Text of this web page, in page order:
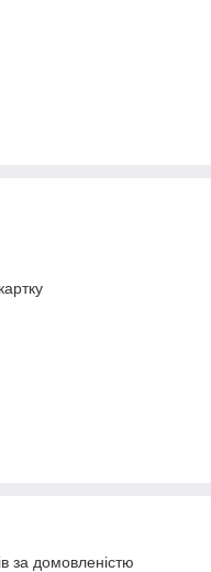
за домовленістю